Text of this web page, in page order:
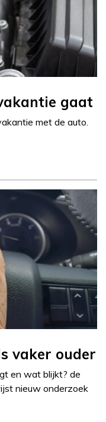
gaat
met de auto.
vaker ouder
en wat blijkt? de
nieuw onderzoek